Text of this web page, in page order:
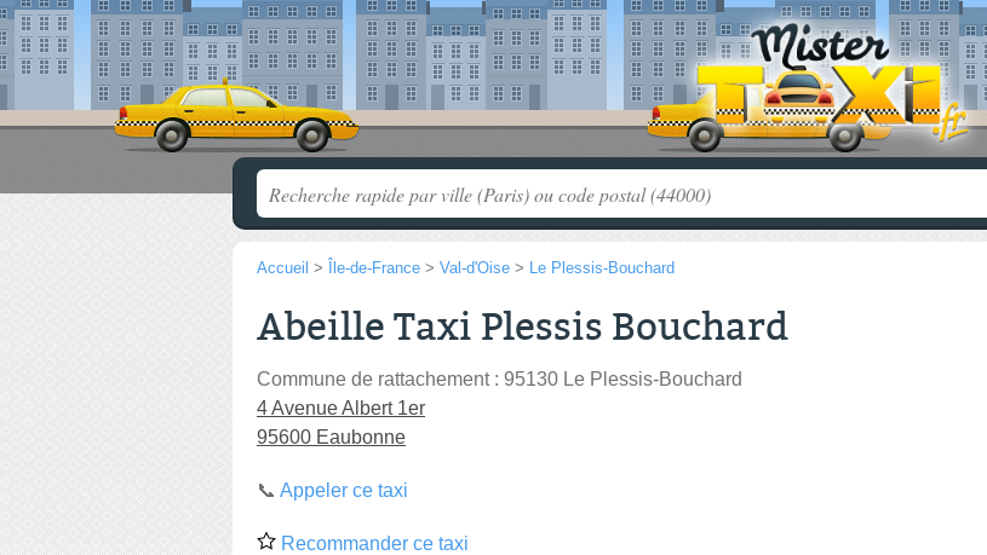
Accueil > Île-de-France > Val-d'Oise > Le Plessis-Bouchard
Abeille Taxi Plessis Bouchard
Commune de rattachement : 95130 Le Plessis-Bouchard
4 Avenue Albert 1er
95600 Eaubonne
📞 Appeler ce taxi
Recommander ce taxi